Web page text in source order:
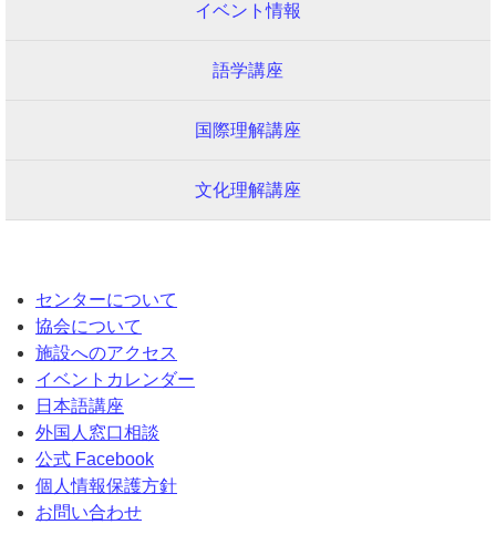
イベント情報
語学講座
国際理解講座
文化理解講座
センターについて
協会について
施設へのアクセス
イベントカレンダー
日本語講座
外国人窓口相談
公式 Facebook
個人情報保護方針
お問い合わせ